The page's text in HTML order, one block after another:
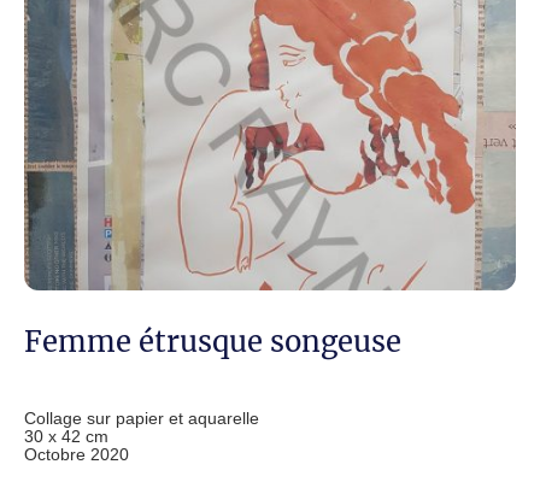
Femme étrusque songeuse
Collage sur papier et aquarelle
30 x 42 cm
Octobre 2020